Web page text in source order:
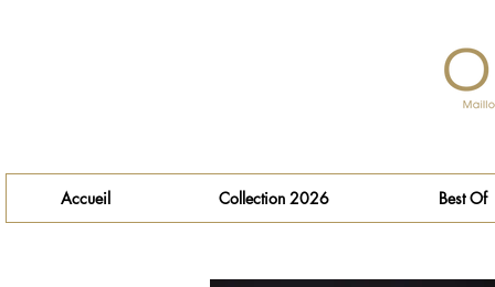
Accueil Collection 2026 Best Of